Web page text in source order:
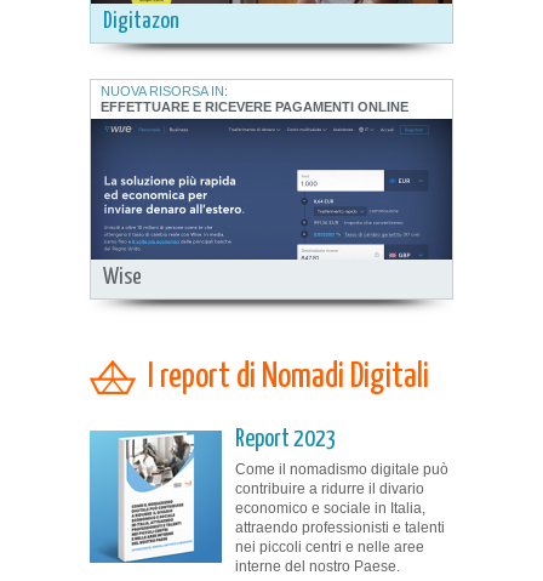
Digitazon
Wise
NUOVA RISORSA IN:
EFFETTUARE E RICEVERE PAGAMENTI ONLINE
I report di Nomadi Digitali
Report 2023
Come il nomadismo digitale può
contribuire a ridurre il divario
economico e sociale in Italia,
attraendo professionisti e talenti
nei piccoli centri e nelle aree
interne del nostro Paese.